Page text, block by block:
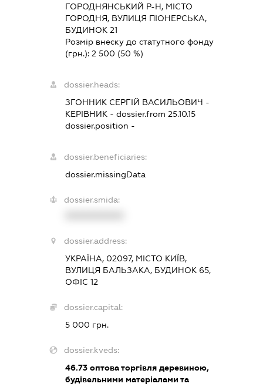
ГОРОДНЯНСЬКИЙ Р-Н, МІСТО
ГОРОДНЯ, ВУЛИЦЯ ПІОНЕРСЬКА,
БУДИНОК 21
Розмір внеску до статутного фонду
(грн.):2 500 (50 %)
dossier.heads:
ЗГОННИК СЕРГІЙ ВАСИЛЬОВИЧ -
КЕРІВНИК - dossier.from 25.10.15
dossier.position -
dossier.beneficiaries:
dossier.missingData
dossier.smida:
dossier.address:
УКРАЇНА, 02097, МІСТО КИЇВ,
ВУЛИЦЯ БАЛЬЗАКА, БУДИНОК 65,
ОФІС 12
dossier.capital:
5 000 грн.
dossier.kveds:
46.73 оптова торгівля деревиною,
будівельними матеріалами та